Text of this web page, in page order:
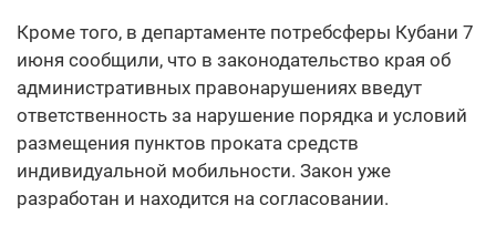
Кроме того, в департаменте потребсферы Кубани 7
июня сообщили, что в законодательство края об
административных правонарушениях введут
ответственность за нарушение порядка и условий
размещения пунктов проката средств
индивидуальной мобильности. Закон уже
разработан и находится на согласовании.